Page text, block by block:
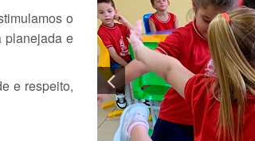
o
planejada e
e respeito,